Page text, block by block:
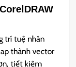
trí tuệ nhân
thành vector
tiết kiệm